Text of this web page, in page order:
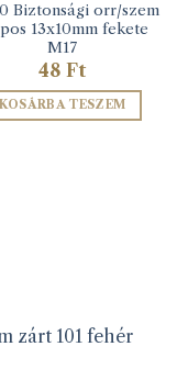
Biztonsági orr/szem
13x10mm fekete
M17
48 Ft
KOSÁRBA TESZEM
zárt 101 fehér